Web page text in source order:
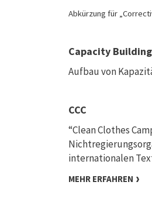
Abkürzung für
Capacity Building
Aufbau von
CCC
“Clean Clothes
internationalen
MEHR ERFAHREN